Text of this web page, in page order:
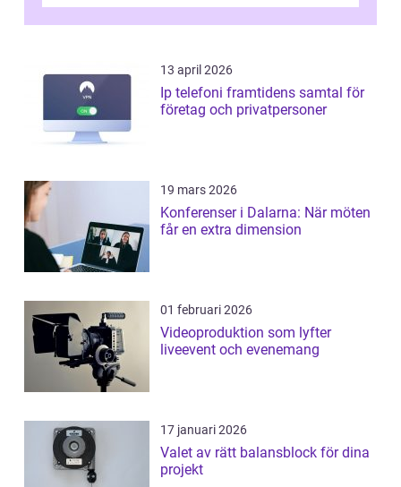
13 april 2026
Ip telefoni framtidens samtal för
företag och privatpersoner
19 mars 2026
Konferenser i Dalarna: När möten
får en extra dimension
01 februari 2026
Videoproduktion som lyfter
liveevent och evenemang
17 januari 2026
Valet av rätt balansblock för dina
projekt